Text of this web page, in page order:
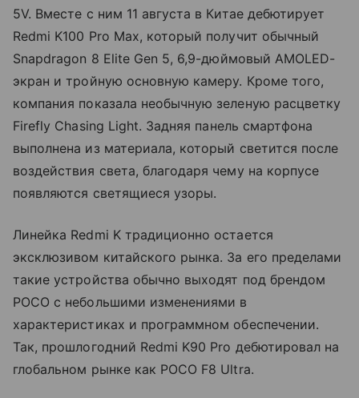
5V. Вместе с ним 11 августа в Китае дебютирует
Redmi K100 Pro Max, который получит обычный
Snapdragon 8 Elite Gen 5, 6,9-дюймовый AMOLED-
экран и тройную основную камеру. Кроме того,
компания показала необычную зеленую расцветку
Firefly Chasing Light. Задняя панель смартфона
выполнена из материала, который светится после
воздействия света, благодаря чему на корпусе
появляются светящиеся узоры.
Линейка Redmi K традиционно остается
эксклюзивом китайского рынка. За его пределами
такие устройства обычно выходят под брендом
POCO с небольшими изменениями в
характеристиках и программном обеспечении.
Так, прошлогодний Redmi K90 Pro дебютировал на
глобальном рынке как POCO F8 Ultra.